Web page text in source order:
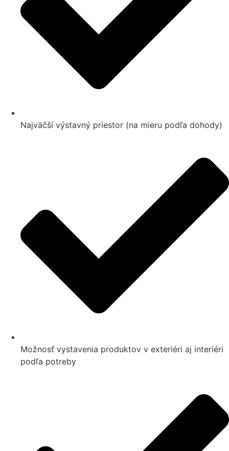
Najväčší výstavný priestor (na mieru podľa dohody)
Možnosť vystavenia produktov v exteriéri aj interiéri
podľa potreby